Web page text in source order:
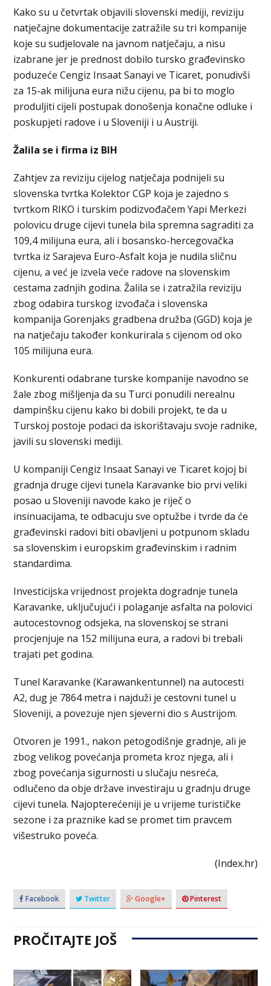
Kako su u četvrtak objavili slovenski mediji, reviziju
natječajne dokumentacije zatražile su tri kompanije
koje su sudjelovale na javnom natječaju, a nisu
izabrane jer je prednost dobilo tursko građevinsko
poduzeće Cengiz Insaat Sanayi ve Ticaret, ponudivši
za 15-ak milijuna eura nižu cijenu, pa bi to moglo
produljiti cijeli postupak donošenja konačne odluke i
poskupjeti radove i u Sloveniji i u Austriji.
Žalila se i firma iz BIH
Zahtjev za reviziju cijelog natječaja podnijeli su
slovenska tvrtka Kolektor CGP koja je zajedno s
tvrtkom RIKO i turskim podizvođačem Yapi Merkezi
polovicu druge cijevi tunela bila spremna sagraditi za
109,4 milijuna eura, ali i bosansko-hercegovačka
tvrtka iz Sarajeva Euro-Asfalt koja je nudila sličnu
cijenu, a već je izvela veće radove na slovenskim
cestama zadnjih godina. Žalila se i zatražila reviziju
zbog odabira turskog izvođača i slovenska
kompanija Gorenjaks gradbena družba (GGD) koja je
na natječaju također konkurirala s cijenom od oko
105 milijuna eura.
Konkurenti odabrane turske kompanije navodno se
žale zbog mišljenja da su Turci ponudili nerealnu
dampinšku cijenu kako bi dobili projekt, te da u
Turskoj postoje podaci da iskorištavaju svoje radnike,
javili su slovenski mediji.
U kompaniji Cengiz Insaat Sanayi ve Ticaret kojoj bi
gradnja druge cijevi tunela Karavanke bio prvi veliki
posao u Sloveniji navode kako je riječ o
insinuacijama, te odbacuju sve optužbe i tvrde da će
građevinski radovi biti obavljeni u potpunom skladu
sa slovenskim i europskim građevinskim i radnim
standardima.
Investicijska vrijednost projekta dogradnje tunela
Karavanke, uključujući i polaganje asfalta na polovici
autocestovnog odsjeka, na slovenskoj se strani
procjenjuje na 152 milijuna eura, a radovi bi trebali
trajati pet godina.
Tunel Karavanke (Karawankentunnel) na autocesti
A2, dug je 7864 metra i najduži je cestovni tunel u
Sloveniji, a povezuje njen sjeverni dio s Austrijom.
Otvoren je 1991., nakon petogodišnje gradnje, ali je
zbog velikog povećanja prometa kroz njega, ali i
zbog povećanja sigurnosti u slučaju nesreća,
odlučeno da obje države investiraju u gradnju druge
cijevi tunela. Najopterećeniji je u vrijeme turističke
sezone i za praznike kad se promet tim pravcem
višestruko poveća.
(Index.hr)
Facebook Twitter Google+ Pinterest
PROČITAJTE JOŠ